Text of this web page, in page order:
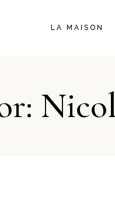
LA MAISON